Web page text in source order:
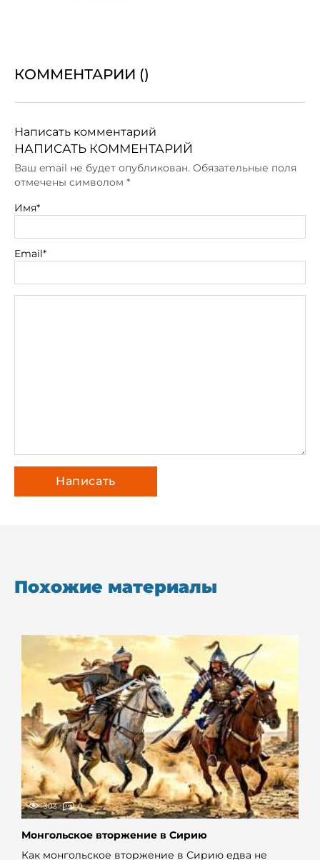
КОММЕНТАРИИ ()
Написать комментарий
НАПИСАТЬ КОММЕНТАРИЙ
Ваш email не будет опубликован. Обязательные поля
отмечены символом *
Имя*
Email*
Похожие материалы
303 0
Монгольское вторжение в Сирию
Как монгольское вторжение в Сирию едва не